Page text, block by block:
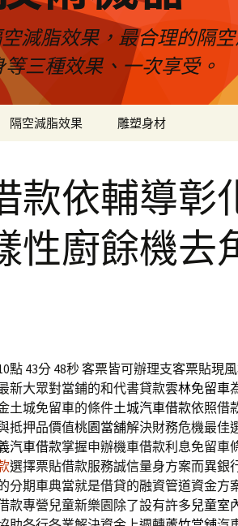
減脂效果，最合理的隔
三種效果、一次享受。
隔空減脂效果 雕塑身材
款依輔導彰
性廚餘機去
點 43分 48秒客票皆可辦理支客票貼現
新大眾對當鋪的和代書貸款雲林免留車
土城免留車的條件土城汽車借款依照借
抵押品價值桃園當舖解決財務危機最佳
汽車借款掌握申辦機車借款利息免留車
選擇票貼借款服務誠信量身方案而異銀
分期車典當就是借貸的融資管道資金方
款專營兒童新樂園除了設有許多兒童室